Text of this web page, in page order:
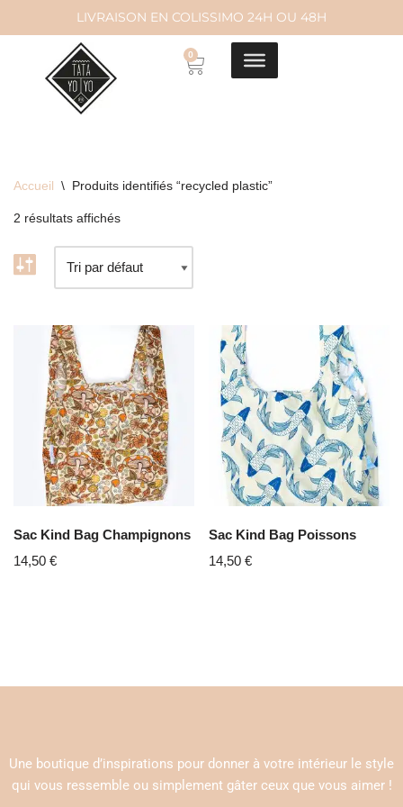
contenu
LIVRAISON EN COLISSIMO 24H OU 48H
0
Accueil \ Produits identifiés “recycled plastic”
2 résultats affichés
Sac Kind Bag Champignons
14,50 €
Sac Kind Bag Poissons
14,50€
Une boutique d’inspirations pour donner à votre intérieur le style
qui vous ressemble ou simplement gâter ceux que vous aimer !